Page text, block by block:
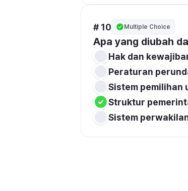
# 10 Multiple Choice
Apa yang diubah
Hak dan
Peraturan
Sistem pemilihan
Struktur
Sistem